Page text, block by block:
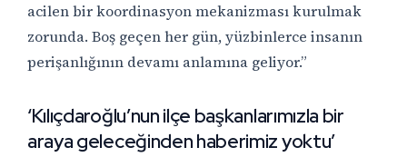
acilen bir koordinasyon mekanizması kurulmak
zorunda. Boş geçen her gün, yüzbinlerce insanın
perişanlığının devamı anlamına geliyor.”
‘Kılıçdaroğlu’nun ilçe başkanlarımızla bir
araya geleceğinden haberimiz yoktu’